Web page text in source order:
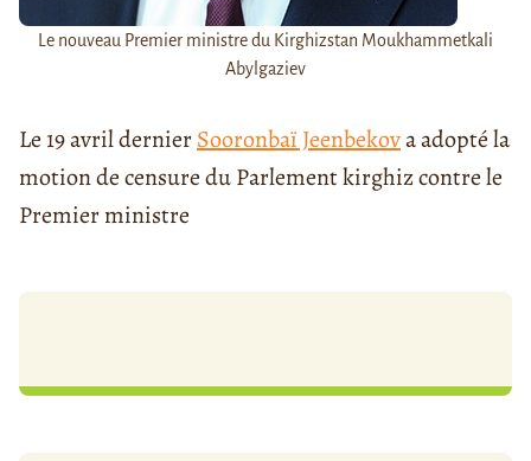
Le nouveau Premier ministre du Kirghizstan Moukhammetkali
Abylgaziev
Le 19 avril dernierSooronbaï Jeenbekova adopté la
motion de censure du Parlement kirghiz contre le
Premier ministre